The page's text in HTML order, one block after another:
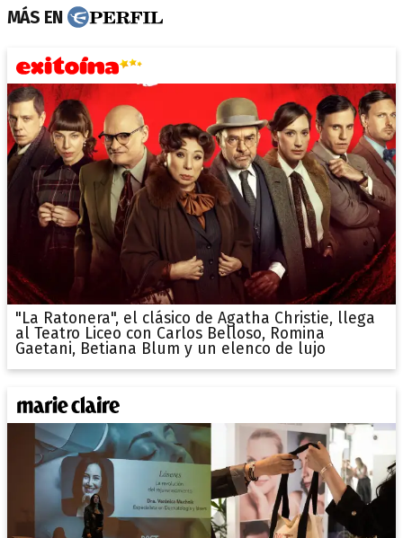
MÁS EN
"La Ratonera", el clásico de Agatha Christie, llega
al Teatro Liceo con Carlos Belloso, Romina
Gaetani, Betiana Blum y un elenco de lujo